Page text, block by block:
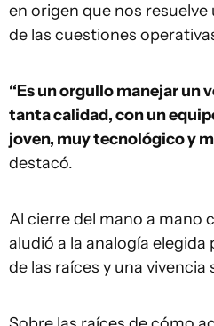
en origen que nos
de las cuestiones
“Es un orgullo manejar un
tanta calidad, con un
joven, muy tecnológico y
destacó.
Al cierre del mano a mano
aludió a la analogía elegida
de las raíces y una vivencia